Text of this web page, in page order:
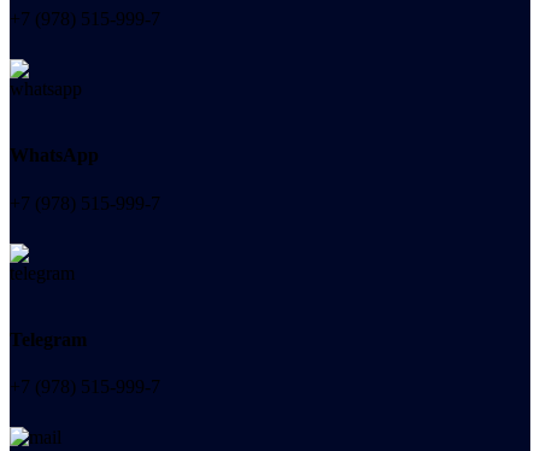
+7 (978) 515-999-7
WhatsApp
+7 (978) 515-999-7
Telegram
+7 (978) 515-999-7